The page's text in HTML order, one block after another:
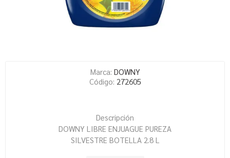
Marca: DOWNY
Código: 272605
Descripción
DOWNY LIBRE ENJUAGUE PUREZA
SILVESTRE BOTELLA 2.8 L